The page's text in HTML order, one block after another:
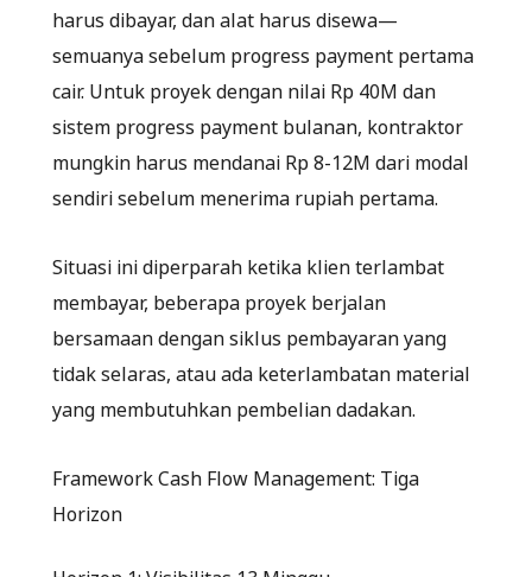
harus dibayar, dan alat harus disewa—
semuanya sebelum progress payment pertama
cair. Untuk proyek dengan nilai Rp 40M dan
sistem progress payment bulanan, kontraktor
mungkin harus mendanai Rp 8-12M dari modal
sendiri sebelum menerima rupiah pertama.
Situasi ini diperparah ketika klien terlambat
membayar, beberapa proyek berjalan
bersamaan dengan siklus pembayaran yang
tidak selaras, atau ada keterlambatan material
yang membutuhkan pembelian dadakan.
Framework Cash Flow Management: Tiga
Horizon